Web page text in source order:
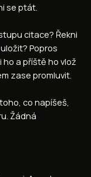
se ptát.
citace? Řekni
Popros
ho a příště ho vlož
zase promluvit.
co napíšeš,
Žádná